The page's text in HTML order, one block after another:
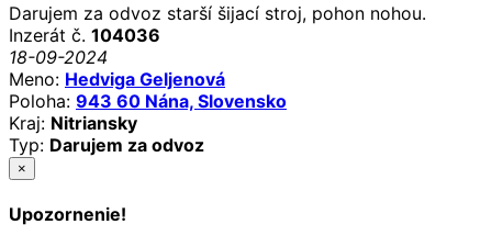
Darujem za odvoz starší šijací stroj, pohon nohou.
Inzerát č. 104036
18-09-2024
Meno: Hedviga Geljenová
Poloha: 943 60 Nána, Slovensko
Kraj: Nitriansky
Typ: Darujem za odvoz
×
Upozornenie!